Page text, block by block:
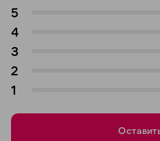
5
4
3
2
1